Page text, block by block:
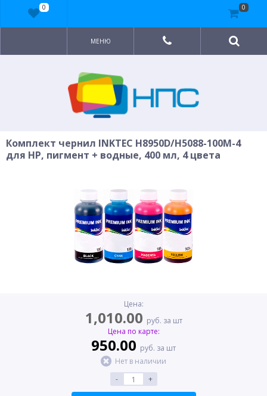
МЕНЮ
Комплект чернил INKTEC H8950D/H5088-100M-4
для HP, пигмент + водные, 400 мл, 4 цвета
Цена:
1,010.00 руб. за шт
Цена по карте:
950.00 руб. за шт
Нет в наличии
-
+
0 0